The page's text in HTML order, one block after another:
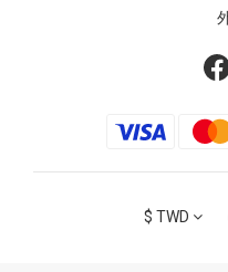
$ TWD